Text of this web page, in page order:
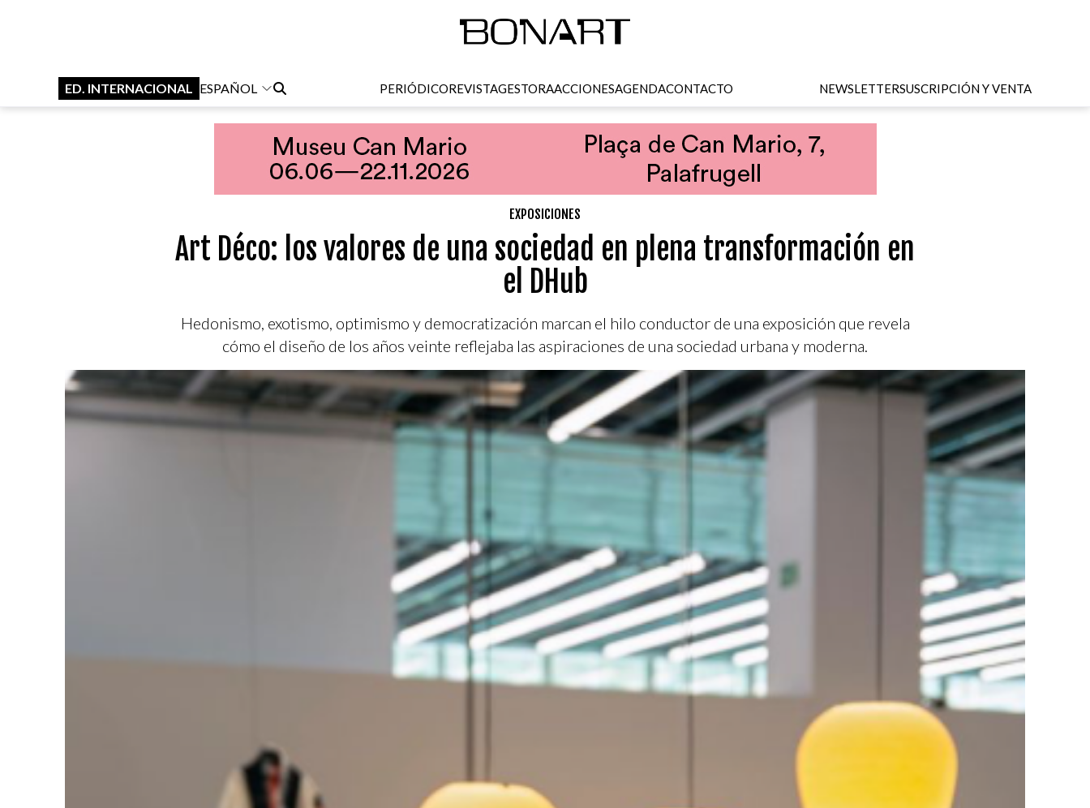
ED. INTERNACIONAL ESPAÑOL PERIÓDICOREVISTAGESTORAACCIONESAGENDACONTACTO NEWSLETTERSUSCRIPCIÓN Y VENTA
EXPOSICIONES
Art Déco: los valores de una sociedad en plena transformación en
el DHub
Hedonismo, exotismo, optimismo y democratización marcan el hilo conductor de una exposición que revela
cómo el diseño de los años veinte reflejaba las aspiraciones de una sociedad urbana y moderna.